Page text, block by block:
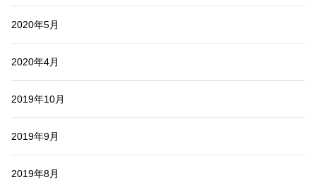
2020年5月
2020年4月
2019年10月
2019年9月
2019年8月